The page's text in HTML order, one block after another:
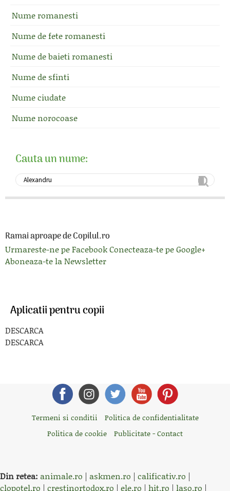
Nume romanesti
Nume de fete romanesti
Nume de baieti romanesti
Nume de sfinti
Nume ciudate
Nume norocoase
Cauta un nume:
Ramai aproape de Copilul.ro
Urmareste-ne pe FacebookConecteaza-te pe Google+
Aboneaza-te la Newsletter
Aplicatii pentru copii
DESCARCA
DESCARCA
Termeni si conditii
Politica de confidentialitate
Politica de cookie
Publicitate - Contact
Din retea: animale.ro | askmen.ro | calificativ.ro |
clopotel.ro | crestinortodox.ro | ele.ro | hit.ro | laso.ro |